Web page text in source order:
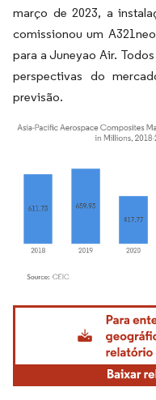
março de 2023, a
comissionou um
para a Juneyao Air.
perspectivas do
previsão.
Imagem © Mordor Intelligence.